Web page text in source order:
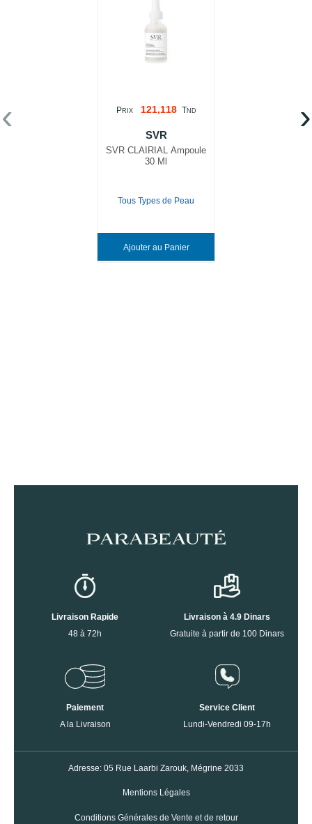
PRIX 121,118 TND
SVR
SVR CLAIRIAL Ampoule
30 Ml
Tous Types de Peau
Ajouter au Panier
‹ ›
Livraison Rapide
48 à 72h
Livraison à 4.9 Dinars
Gratuite à partir de 100 Dinars
Paiement
A la Livraison
Service Client
Lundi-Vendredi 09-17h
Adresse: 05 Rue Laarbi Zarouk, Mégrine 2033
Mentions Légales
Conditions Générales de Vente et de retour